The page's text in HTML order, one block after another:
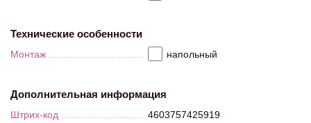
Технические особенности
Монтаж напольный
Дополнительная информация
Штрих-код 4603757425919